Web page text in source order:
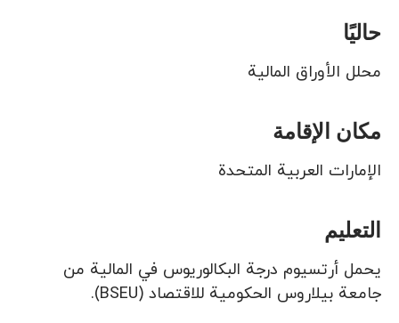
حاليًا
محلل الأوراق المالية
مكان الإقامة
الإمارات العربية المتحدة
التعليم
يحمل أرتسيوم درجة البكالوريوس في المالية من
جامعة بيلاروس الحكومية للاقتصاد (BSEU).